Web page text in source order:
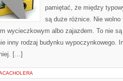
pamiętać, że między
są duże różnice. Nie
wycieczkowym albo zajazdem. To nie
inny rodzaj budynku wypoczynkowego.
[…]